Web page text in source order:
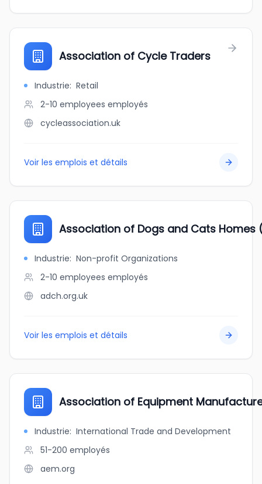
Association of Cycle Traders
Industrie: Retail
2-10 employees employés
cycleassociation.uk
Voir les emplois et détails
Association of Dogs and Cats Homes
Industrie: Non-profit Organizations
2-10 employees employés
adch.org.uk
Voir les emplois et détails
Association of Equipment
Industrie: International Trade and Development
51-200 employés
aem.org